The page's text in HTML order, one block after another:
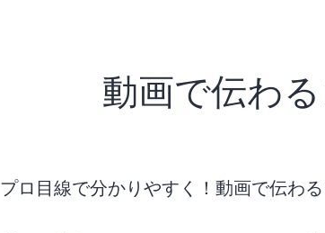
動画で伝わ
プロ目線で分かりやすく！動画で伝わ